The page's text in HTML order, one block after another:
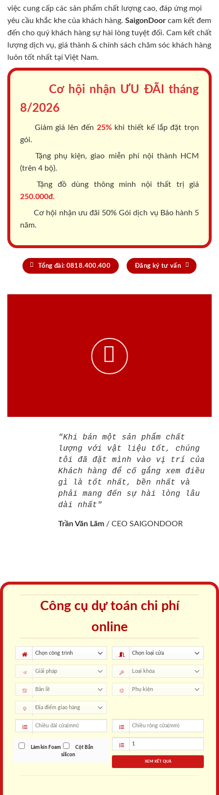
việc cung cấp các sản phẩm chất lượng cao, đáp ứng mọi
yêu cầu khắc khe của khách hàng. SaigonDoor cam kết đem
đến cho quý khách hàng sự hài lòng tuyệt đối. Cam kết chất
lượng dịch vụ, giá thành & chính sách chăm sóc khách hàng
luôn tốt nhất tại Việt Nam.
Cơ hội nhận ƯU ĐÃI tháng
8/2026
Giảm giá lên đến 25%khi thiết kế lắp đặt trọn
gói.
Tặng phụ kiện, giao miễn phí nội thành HCM
(trên 4 bộ).
Tặng đồ dùng thông minh nội thất trị giá
250.000đ.
Cơ hội nhận ưu đãi 50% Gói dịch vụ Bảo hành 5
năm.
Tổng đài: 0818.400.400 Đăng ký tư vấn
"Khi bán một sản phẩm chất
lượng với vật liệu tốt, chúng
tôi đã đặt mình vào vị trí của
Khách hàng để cố gắng xem điều
gì là tốt nhất, bền nhất và
phải mang đến sự hài lòng lâu
dài nhất"
Trần Văn Lãm / CEO SAIGONDOOR
Công cụ dự toán chi phí
online
Làm kín Foam
Cột Bắn
silicon
XEM KẾT QUẢ